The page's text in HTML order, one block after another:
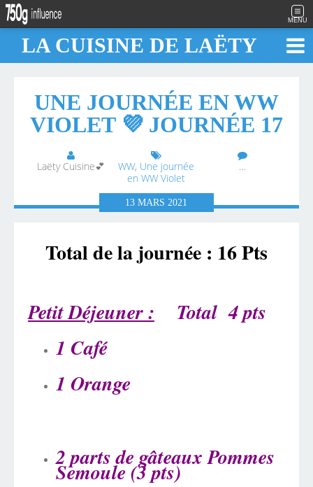
MENU
LA CUISINE DE LAËTY
UNE JOURNÉE EN WW
VIOLET 💜 JOURNÉE 17
Laëty Cuisine💕 WW, Une journée
en WW Violet
…
13MARS2021
Total de la journée : 16 Pts
Petit Déjeuner :
Total 4 pts
1 Café
1 Orange
2 parts de gâteaux Pommes
Semoule (3 pts)